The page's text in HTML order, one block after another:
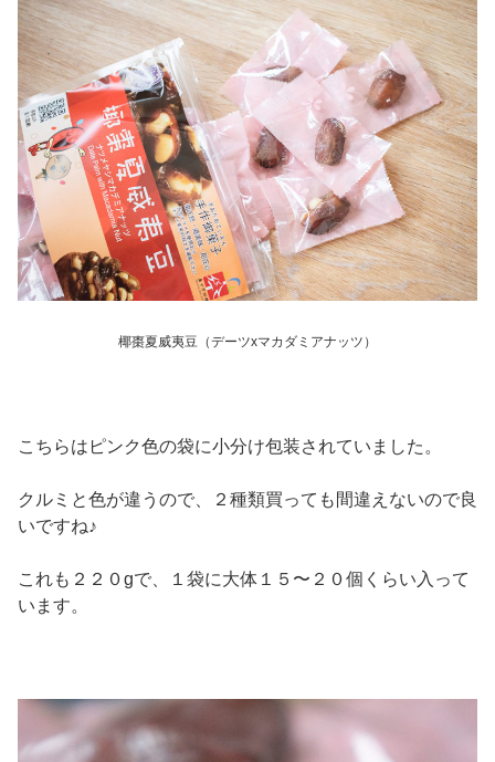
椰棗夏威夷豆（デーツxマカダミアナッツ）
こちらはピンク色の袋に小分け包装されていました。
クルミと色が違うので、２種類買っても間違えないので良
いですね♪
これも２２０gで、１袋に大体１５〜２０個くらい入って
います。